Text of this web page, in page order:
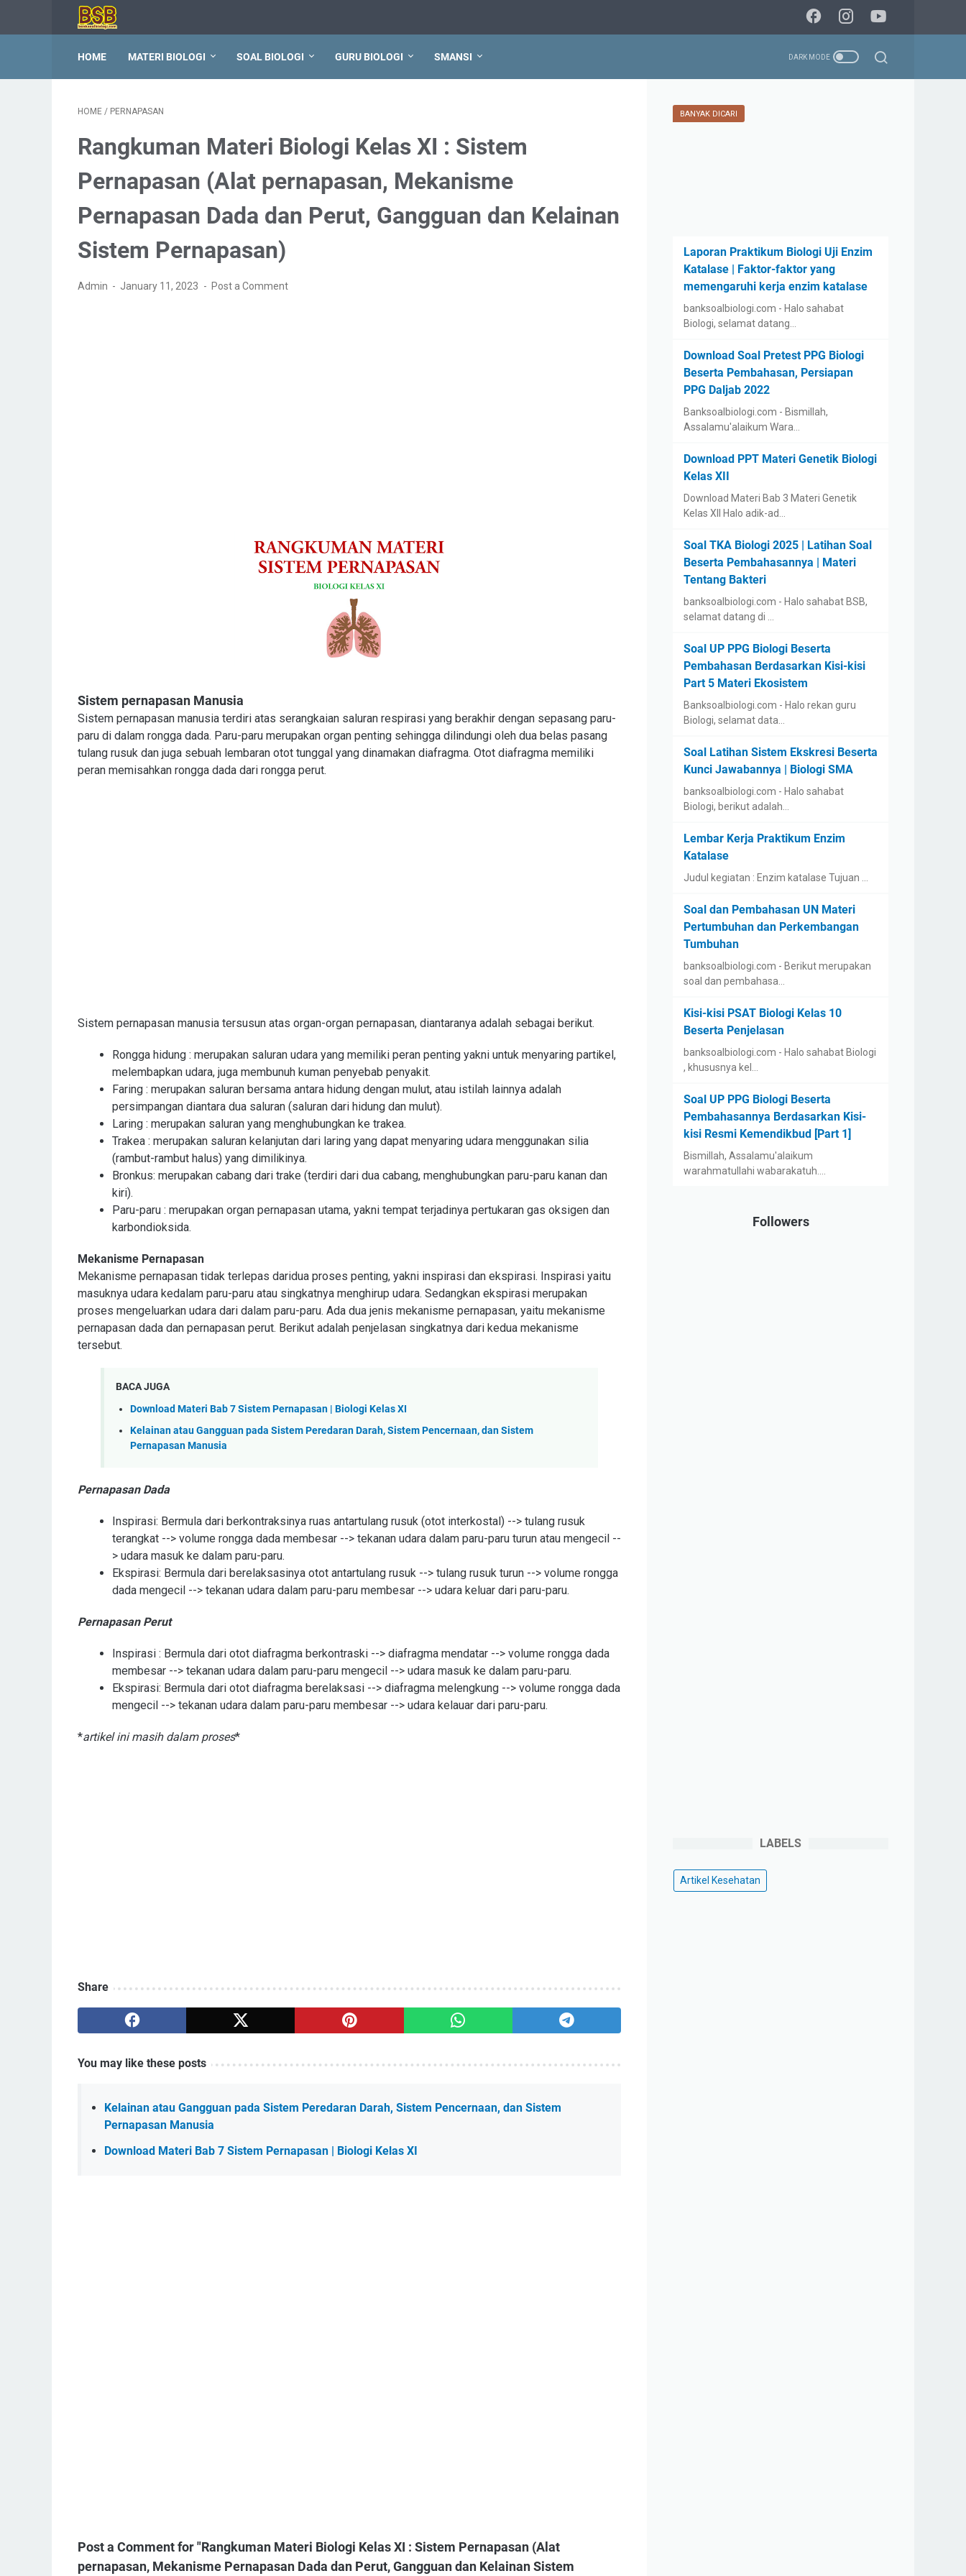
HOME MATERI BIOLOGI SOAL BIOLOGI GURU BIOLOGI SMANSI
HOME / PERNAPASAN
Rangkuman Materi Biologi Kelas XI : Sistem
Pernapasan (Alat pernapasan, Mekanisme
Pernapasan Dada dan Perut, Gangguan dan Kelainan
Sistem Pernapasan)
Admin January 11, 2023 Post a Comment
Sistem pernapasan Manusia
Sistem pernapasan manusia terdiri atas serangkaian saluran respirasi yang berakhir dengan sepasang paru-
paru di dalam rongga dada. Paru-paru merupakan organ penting sehingga dilindungi oleh dua belas pasang
tulang rusuk dan juga sebuah lembaran otot tunggal yang dinamakan diafragma. Otot diafragma memiliki
peran memisahkan rongga dada dari rongga perut.
Sistem pernapasan manusia tersusun atas organ-organ pernapasan, diantaranya adalah sebagai berikut.
Rongga hidung : merupakan saluran udara yang memiliki peran penting yakni untuk menyaring partikel,
melembapkan udara, juga membunuh kuman penyebab penyakit.
Faring : merupakan saluran bersama antara hidung dengan mulut, atau istilah lainnya adalah
persimpangan diantara dua saluran (saluran dari hidung dan mulut).
Laring : merupakan saluran yang menghubungkan ke trakea.
Trakea : merupakan saluran kelanjutan dari laring yang dapat menyaring udara menggunakan silia
(rambut-rambut halus) yang dimilikinya.
Bronkus: merupakan cabang dari trake (terdiri dari dua cabang, menghubungkan paru-paru kanan dan
kiri).
Paru-paru : merupakan organ pernapasan utama, yakni tempat terjadinya pertukaran gas oksigen dan
karbondioksida.
Mekanisme Pernapasan
Mekanisme pernapasan tidak terlepas daridua proses penting, yakni inspirasi dan ekspirasi. Inspirasi yaitu
masuknya udara kedalam paru-paru atau singkatnya menghirup udara. Sedangkan ekspirasi merupakan
proses mengeluarkan udara dari dalam paru-paru. Ada dua jenis mekanisme pernapasan, yaitu mekanisme
pernapasan dada dan pernapasan perut. Berikut adalah penjelasan singkatnya dari kedua mekanisme
tersebut.
BACA JUGA
Download Materi Bab 7 Sistem Pernapasan | Biologi Kelas XI
Kelainan atau Gangguan pada Sistem Peredaran Darah, Sistem Pencernaan, dan Sistem
Pernapasan Manusia
Pernapasan Dada
Inspirasi: Bermula dari berkontraksinya ruas antartulang rusuk (otot interkostal) --> tulang rusuk
terangkat --> volume rongga dada membesar --> tekanan udara dalam paru-paru turun atau mengecil --
> udara masuk ke dalam paru-paru.
Ekspirasi: Bermula dari berelaksasinya otot antartulang rusuk --> tulang rusuk turun --> volume rongga
dada mengecil --> tekanan udara dalam paru-paru membesar --> udara keluar dari paru-paru.
Pernapasan Perut
Inspirasi : Bermula dari otot diafragma berkontraski --> diafragma mendatar --> volume rongga dada
membesar --> tekanan udara dalam paru-paru mengecil --> udara masuk ke dalam paru-paru.
Ekspirasi: Bermula dari otot diafragma berelaksasi --> diafragma melengkung --> volume rongga dada
mengecil --> tekanan udara dalam paru-paru membesar --> udara kelauar dari paru-paru.
*artikel ini masih dalam proses*
Share
You may like these posts
Kelainan atau Gangguan pada Sistem Peredaran Darah, Sistem Pencernaan, dan Sistem
Pernapasan Manusia
Download Materi Bab 7 Sistem Pernapasan | Biologi Kelas XI
Post a Comment for "Rangkuman Materi Biologi Kelas XI : Sistem Pernapasan (Alat
pernapasan, Mekanisme Pernapasan Dada dan Perut, Gangguan dan Kelainan Sistem
BANYAK DICARI
Laporan Praktikum Biologi Uji Enzim
Katalase | Faktor-faktor yang
memengaruhi kerja enzim katalase
banksoalbiologi.com - Halo sahabat
Biologi, selamat datang…
Download Soal Pretest PPG Biologi
Beserta Pembahasan, Persiapan
PPG Daljab 2022
Banksoalbiologi.com - Bismillah,
Assalamu'alaikum Wara…
Download PPT Materi Genetik Biologi
Kelas XII
Download Materi Bab 3 Materi Genetik
Kelas XII Halo adik-ad…
Soal TKA Biologi 2025 | Latihan Soal
Beserta Pembahasannya | Materi
Tentang Bakteri
banksoalbiologi.com - Halo sahabat BSB,
selamat datang di …
Soal UP PPG Biologi Beserta
Pembahasan Berdasarkan Kisi-kisi
Part 5 Materi Ekosistem
Banksoalbiologi.com - Halo rekan guru
Biologi, selamat data…
Soal Latihan Sistem Ekskresi Beserta
Kunci Jawabannya | Biologi SMA
banksoalbiologi.com - Halo sahabat
Biologi, berikut adalah…
Lembar Kerja Praktikum Enzim
Katalase
Judul kegiatan : Enzim katalase Tujuan …
Soal dan Pembahasan UN Materi
Pertumbuhan dan Perkembangan
Tumbuhan
banksoalbiologi.com - Berikut merupakan
soal dan pembahasa…
Kisi-kisi PSAT Biologi Kelas 10
Beserta Penjelasan
banksoalbiologi.com - Halo sahabat Biologi
, khususnya kel…
Soal UP PPG Biologi Beserta
Pembahasannya Berdasarkan Kisi-
kisi Resmi Kemendikbud [Part 1]
Bismillah, Assalamu'alaikum
warahmatullahi wabarakatuh.…
Followers
LABELS
Artikel Kesehatan